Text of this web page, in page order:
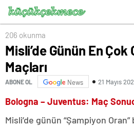
206 okunma
Misli’de Günün En Çok
Maçları
ABONE OL News 21 Mayıs
Bologna – Juventus: Maç
Misli’de günün “Şampiyon